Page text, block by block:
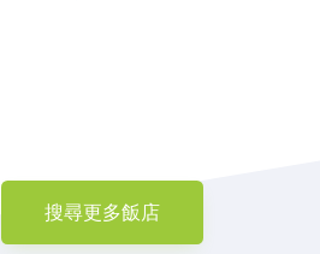
搜尋更多飯店